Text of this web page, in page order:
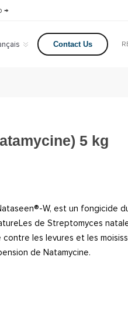
→
Contact Us
5 kg
W, est un fongicide
de Streptomyces
les levures et les
de Natamycine.